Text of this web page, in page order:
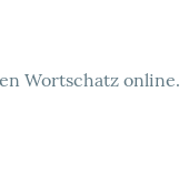
Wortschatz online.